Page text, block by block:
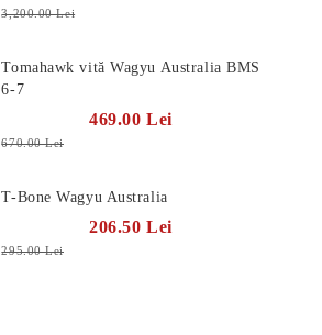
3,200.00 Lei
Tomahawk vită Wagyu Australia BMS
6-7
469.00 Lei
670.00 Lei
T-Bone Wagyu Australia
206.50 Lei
295.00 Lei